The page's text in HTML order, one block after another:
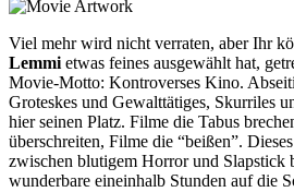
Viel mehr wird nicht verraten, aber Ihr
Lemmi etwas feines ausgewählt hat,
Movie-Motto: Kontroverses Kino.
Groteskes und Gewalttätiges, Skurriles
hier seinen Platz. Filme die Tabus
überschreiten, Filme die “beißen”.
zwischen blutigem Horror und Slapstick
wunderbare eineinhalb Stunden auf die